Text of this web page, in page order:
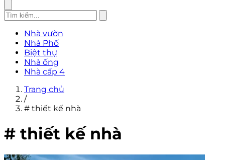
Nhà vườn
Nhà Phố
Biệt thự
Nhà ống
Nhà cấp 4
Trang chủ
/
# thiết kế nhà
# thiết kế nhà